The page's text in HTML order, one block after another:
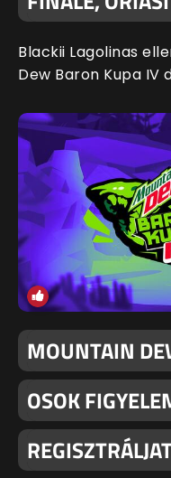
Blackii Lagolinas
Dew Baron Kupa IV
MOUNTAIN
OSOK